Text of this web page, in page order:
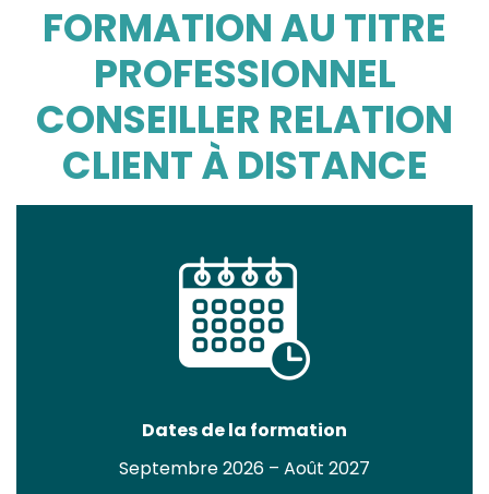
FORMATION AU TITRE
PROFESSIONNEL
CONSEILLER RELATION
CLIENT À DISTANCE
Dates de la formation
Septembre 2026 – Août 2027